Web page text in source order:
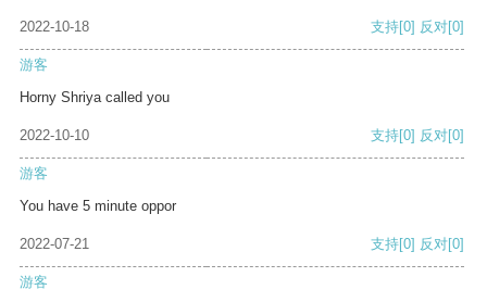
2022-10-18 支持[0] 反对[0]
游客
Horny Shriya called you
2022-10-10 支持[0] 反对[0]
游客
You have 5 minute oppor
2022-07-21 支持[0] 反对[0]
游客